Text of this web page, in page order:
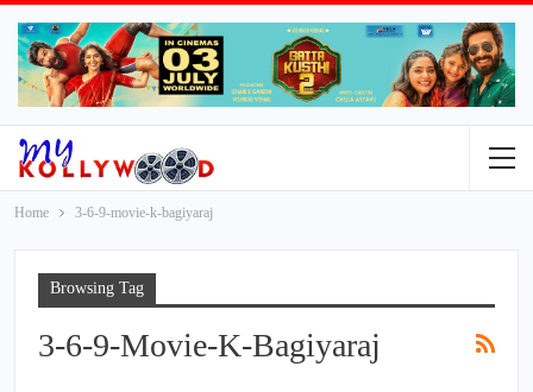
Home 3-6-9-movie-k-bagiyaraj
Browsing Tag
3-6-9-Movie-K-Bagiyaraj